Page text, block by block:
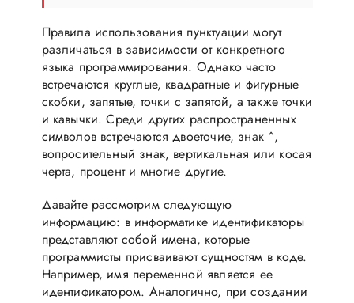
Правила использования пунктуации могут
различаться в зависимости от конкретного
языка программирования. Однако часто
встречаются круглые, квадратные и фигурные
скобки, запятые, точки с запятой, а также точки
и кавычки. Среди других распространенных
символов встречаются двоеточие, знак ^,
вопросительный знак, вертикальная или косая
черта, процент и многие другие.
Давайте рассмотрим следующую
информацию: в информатике идентификаторы
представляют собой имена, которые
программисты присваивают сущностям в коде.
Например, имя переменной является ее
идентификатором. Аналогично, при создании